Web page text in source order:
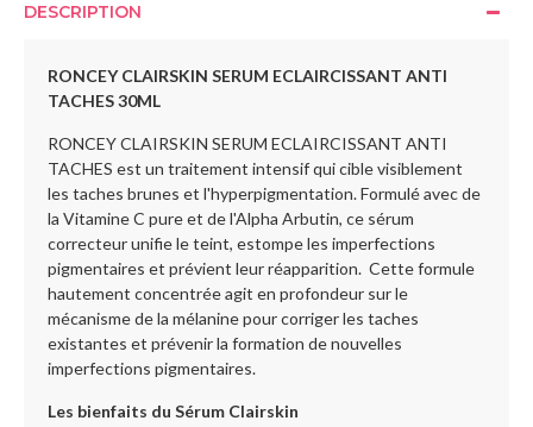
DESCRIPTION
RONCEY CLAIRSKIN SERUM ECLAIRCISSANT ANTI
TACHES 30ML
RONCEY CLAIRSKIN SERUM ECLAIRCISSANT ANTI
TACHES est un traitement intensif qui cible visiblement
les taches brunes et l'hyperpigmentation. Formulé avec de
la Vitamine C pure et de l'Alpha Arbutin, ce sérum
correcteur unifie le teint, estompe les imperfections
pigmentaires et prévient leur réapparition. Cette formule
hautement concentrée agit en profondeur sur le
mécanisme de la mélanine pour corriger les taches
existantes et prévenir la formation de nouvelles
imperfections pigmentaires.
Les bienfaits du Sérum Clairskin